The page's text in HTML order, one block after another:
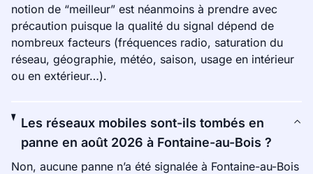
notion de “meilleur” est néanmoins à prendre avec
précaution puisque la qualité du signal dépend de
nombreux facteurs (fréquences radio, saturation du
réseau, géographie, météo, saison, usage en intérieur
ou en extérieur…).
Les réseaux mobiles sont-ils tombés en
panne en août 2026 à Fontaine-au-Bois ?
Non, aucune panne n’a été signalée à Fontaine-au-Bois